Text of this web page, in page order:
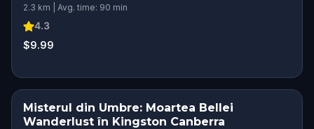
2.3 km | Avg. time: 90 min
4.3
$9.99
Misterul din Umbre: Moartea Bellei
Wanderlust în Kingston Canberra